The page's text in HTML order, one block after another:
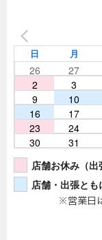
日 月
26 27
2
3
9
10
16
17
23
24
30
31
店舗お休み（出
店舗・出張とも
※営業日